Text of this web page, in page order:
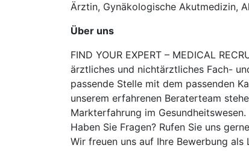
Ärztin, Gynäkologische Akutmedizin,
Über uns
FIND YOUR EXPERT – MEDICAL
ärztliches und nichtärztliches Fach-
passende Stelle mit dem passenden
unserem erfahrenen Beraterteam
Markterfahrung im Gesundheitswesen.
Haben Sie Fragen? Rufen Sie uns
Wir freuen uns auf Ihre Bewerbung